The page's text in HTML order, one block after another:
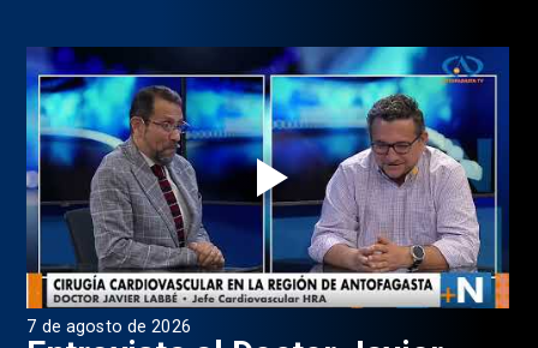
7 de agosto de 2026